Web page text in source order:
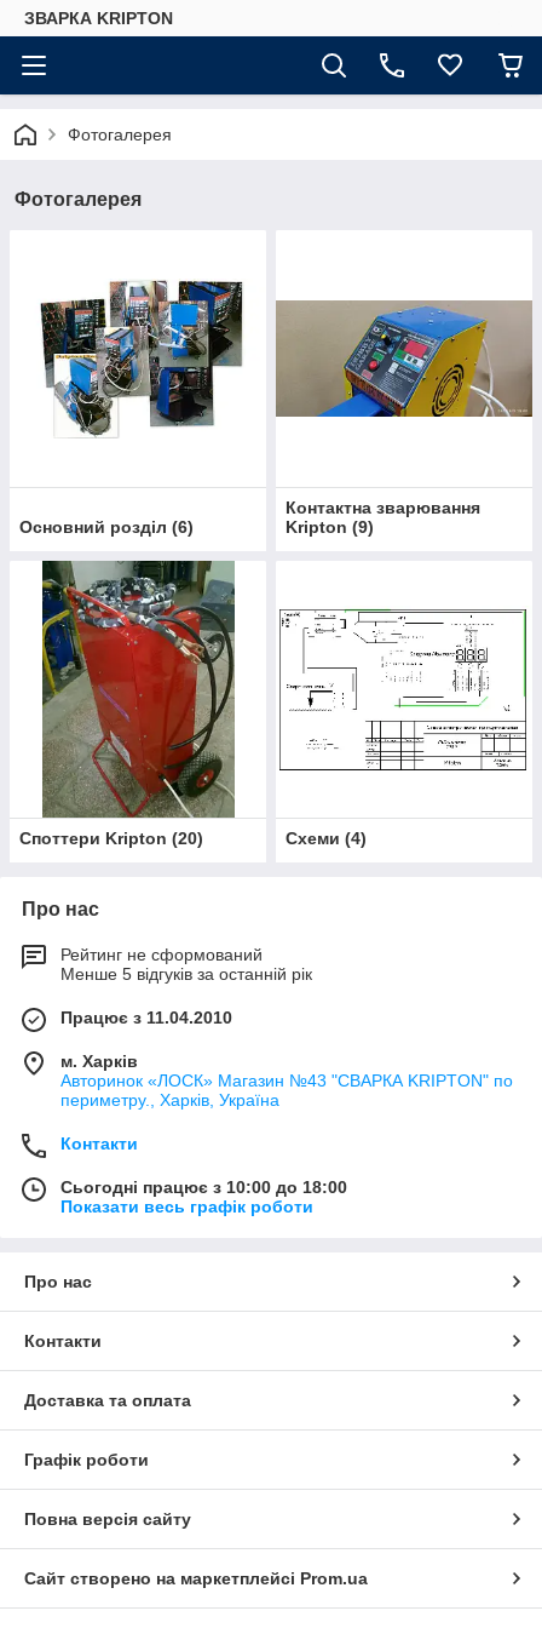
ЗВАРКА KRIPTON
Фотогалерея
Фотогалерея
Основний розділ (6)
Контактна зварювання
Kripton (9)
Споттери Kripton (20) Схеми (4)
Про нас
Рейтинг не сформований
Менше 5 відгуків за останній рік
Працює з 11.04.2010
м. Харків
Авторинок «ЛОСК» Магазин №43 "СВАРКА KRIPTON" по
периметру., Харків, Україна
Контакти
Сьогодні працює з 10:00 до 18:00
Показати весь графік роботи
Про нас
Контакти
Доставка та оплата
Графік роботи
Повна версія сайту
Сайт створено на маркетплейсі Prom.ua